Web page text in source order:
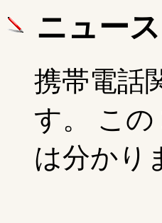
ニュース
携帯電話
す。 こ
は分かり